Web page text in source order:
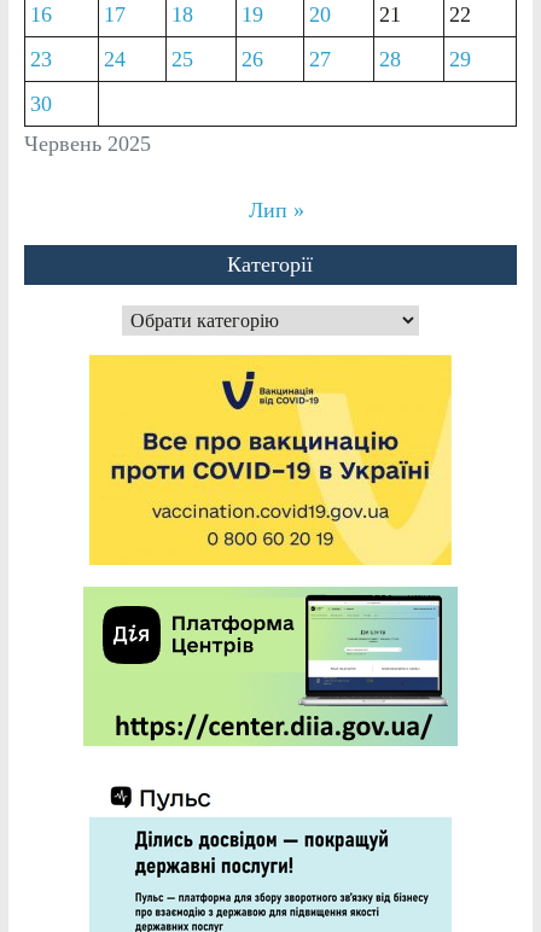
Червень 2025
16
17 18 19 20 21
22
23
24 25 26 27 28
29
30
Лип »
Категорії
Категорії